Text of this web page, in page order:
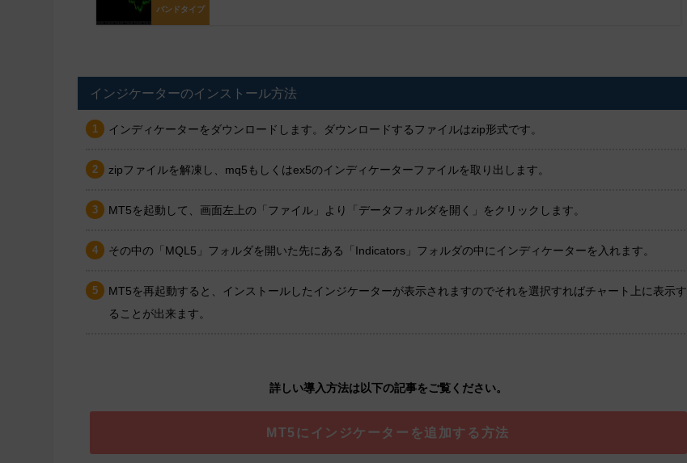
バンドタイプ
インジケーターのインストール方法
インディケーターをダウンロードします。ダウンロードするファイルはzip形式です。
zipファイルを解凍し、mq5もしくはex5のインディケーターファイルを取り出します。
MT5を起動して、画面左上の「ファイル」より「データフォルダを開く」をクリックします。
その中の「MQL5」フォルダを開いた先にある「Indicators」フォルダの中にインディケーターを入れます。
MT5を再起動すると、インストールしたインジケーターが表示されますのでそれを選択すればチャート上に表示す
ることが出来ます。
詳しい導入方法は以下の記事をご覧ください。
MT5にインジケーターを追加する方法